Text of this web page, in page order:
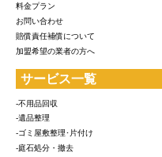
料金プラン
お問い合わせ
賠償責任補償について
加盟希望の業者の方へ
サービス一覧
-不用品回収
-遺品整理
-ゴミ屋敷整理･片付け
-庭石処分・撤去